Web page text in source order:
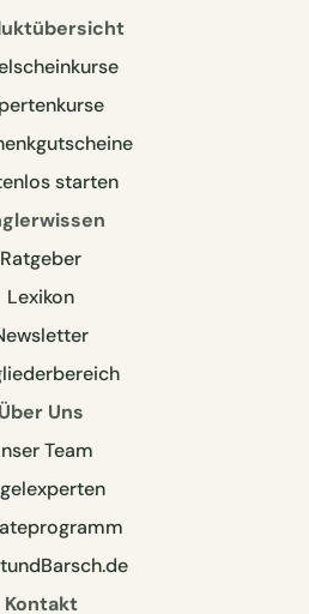
starten
Ratgeber
Lexikon
Über Uns
Team
Kontakt